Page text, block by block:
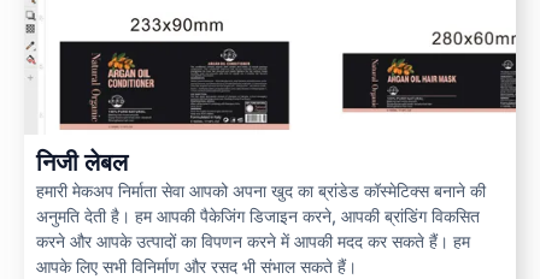
निजी लेबल
हमारी मेकअप निर्माता सेवा आपको अपना खुद का ब्रांडेड कॉस्मेटिक्स बनाने की
अनुमति देती है। हम आपकी पैकेजिंग डिजाइन करने, आपकी ब्रांडिंग विकसित
करने और आपके उत्पादों का विपणन करने में आपकी मदद कर सकते हैं। हम
आपके लिए सभी विनिर्माण और रसद भी संभाल सकते हैं।